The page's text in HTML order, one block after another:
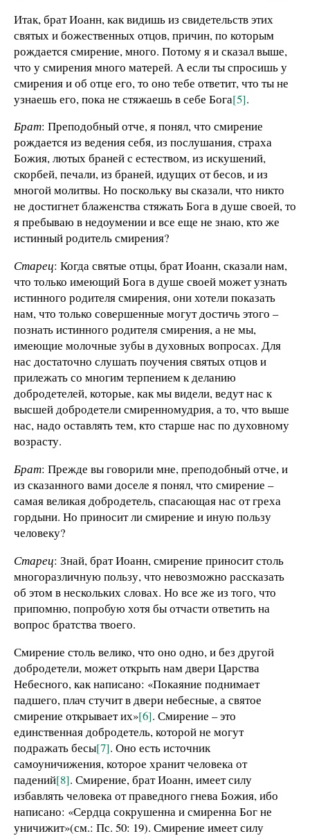
Итак, брат Иоанн, как видишь из свидетельств этих
святых и божественных отцов, причин, по которым
рождается смирение, много. Потому я и сказал выше,
что у смирения много матерей. А если ты спросишь у
смирения и об отце его, то оно тебе ответит, что ты не
узнаешь его, пока не стяжаешь в себе Бога[5].
Брат: Преподобный отче, я понял, что смирение
рождается из ведения себя, из послушания, страха
Божия, лютых браней с естеством, из искушений,
скорбей, печали, из браней, идущих от бесов, и из
многой молитвы. Но поскольку вы сказали, что никто
не достигнет блаженства стяжать Бога в душе своей, то
я пребываю в недоумении и все еще не знаю, кто же
истинный родитель смирения?
Старец: Когда святые отцы, брат Иоанн, сказали нам,
что только имеющий Бога в душе своей может узнать
истинного родителя смирения, они хотели показать
нам, что только совершенные могут достичь этого –
познать истинного родителя смирения, а не мы,
имеющие молочные зубы в духовных вопросах. Для
нас достаточно слушать поучения святых отцов и
прилежать со многим терпением к деланию
добродетелей, которые, как мы видели, ведут нас к
высшей добродетели смиренномудрия, а то, что выше
нас, надо оставлять тем, кто старше нас по духовному
возрасту.
Брат: Прежде вы говорили мне, преподобный отче, и
из сказанного вами доселе я понял, что смирение –
самая великая добродетель, спасающая нас от греха
гордыни. Но приносит ли смирение и иную пользу
человеку?
Старец: Знай, брат Иоанн, смирение приносит столь
многоразличную пользу, что невозможно рассказать
об этом в нескольких словах. Но все же из того, что
припомню, попробую хотя бы отчасти ответить на
вопрос братства твоего.
Смирение столь велико, что оно одно, и без другой
добродетели, может открыть нам двери Царства
Небесного, как написано: «Покаяние поднимает
падшего, плач стучит в двери небесные, а святое
смирение открывает их»[6]. Смирение – это
единственная добродетель, которой не могут
подражать бесы[7]. Оно есть источник
самоуничижения, которое хранит человека от
падений[8]. Смирение, брат Иоанн, имеет силу
избавлять человека от праведного гнева Божия, ибо
написано: «Сердца сокрушенна и смиренна Бог не
уничижит»(см.: Пс. 50: 19). Смирение имеет силу